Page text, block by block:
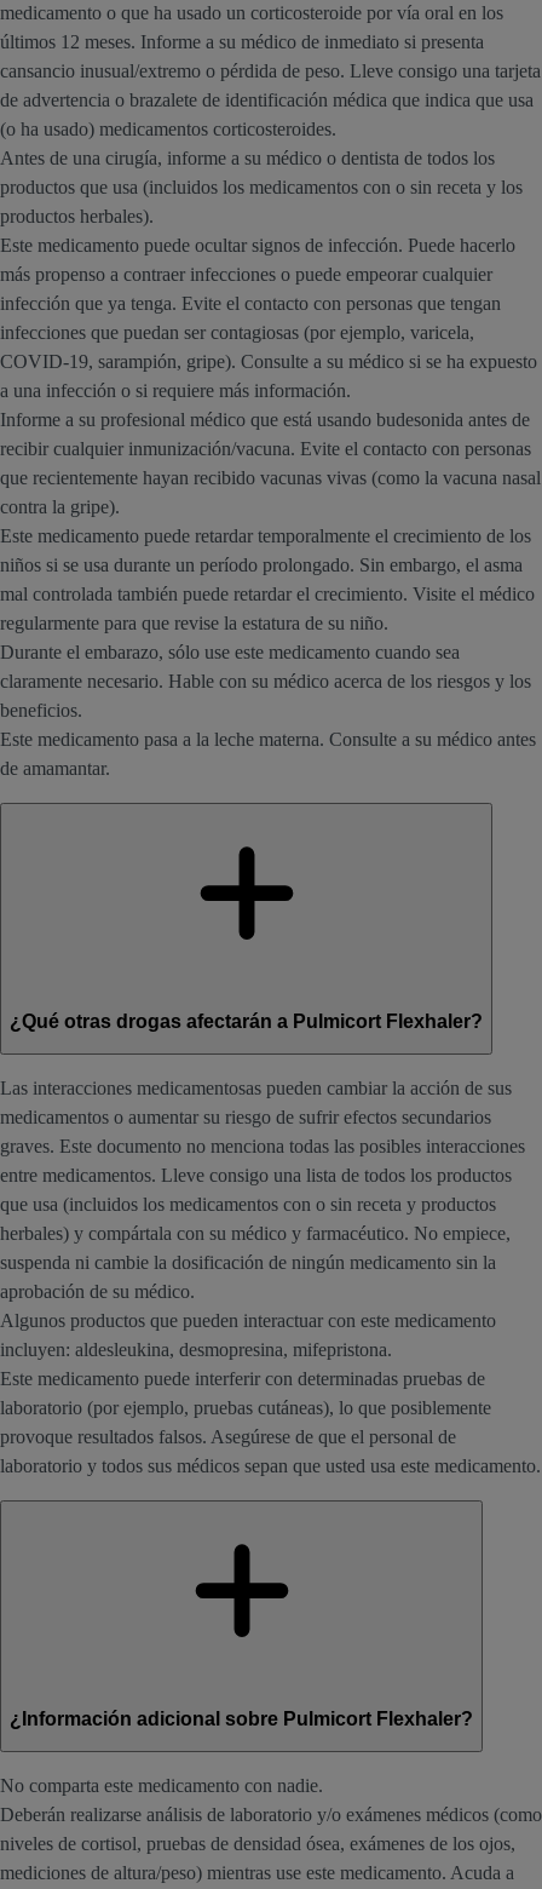
medicamento o que ha usado un corticosteroide por vía oral en los
últimos 12 meses. Informe a su médico de inmediato si presenta
cansancio inusual/extremo o pérdida de peso. Lleve consigo una tarjeta
de advertencia o brazalete de identificación médica que indica que usa
(o ha usado) medicamentos corticosteroides.
Antes de una cirugía, informe a su médico o dentista de todos los
productos que usa (incluidos los medicamentos con o sin receta y los
productos herbales).
Este medicamento puede ocultar signos de infección. Puede hacerlo
más propenso a contraer infecciones o puede empeorar cualquier
infección que ya tenga. Evite el contacto con personas que tengan
infecciones que puedan ser contagiosas (por ejemplo, varicela,
COVID-19, sarampión, gripe). Consulte a su médico si se ha expuesto
a una infección o si requiere más información.
Informe a su profesional médico que está usando budesonida antes de
recibir cualquier inmunización/vacuna. Evite el contacto con personas
que recientemente hayan recibido vacunas vivas (como la vacuna nasal
contra la gripe).
Este medicamento puede retardar temporalmente el crecimiento de los
niños si se usa durante un período prolongado. Sin embargo, el asma
mal controlada también puede retardar el crecimiento. Visite el médico
regularmente para que revise la estatura de su niño.
Durante el embarazo, sólo use este medicamento cuando sea
claramente necesario. Hable con su médico acerca de los riesgos y los
beneficios.
Este medicamento pasa a la leche materna. Consulte a su médico antes
de amamantar.
¿Qué otras drogas afectarán a Pulmicort Flexhaler?
Las interacciones medicamentosas pueden cambiar la acción de sus
medicamentos o aumentar su riesgo de sufrir efectos secundarios
graves. Este documento no menciona todas las posibles interacciones
entre medicamentos. Lleve consigo una lista de todos los productos
que usa (incluidos los medicamentos con o sin receta y productos
herbales) y compártala con su médico y farmacéutico. No empiece,
suspenda ni cambie la dosificación de ningún medicamento sin la
aprobación de su médico.
Algunos productos que pueden interactuar con este medicamento
incluyen: aldesleukina, desmopresina, mifepristona.
Este medicamento puede interferir con determinadas pruebas de
laboratorio (por ejemplo, pruebas cutáneas), lo que posiblemente
provoque resultados falsos. Asegúrese de que el personal de
laboratorio y todos sus médicos sepan que usted usa este medicamento.
¿Información adicional sobre Pulmicort Flexhaler?
No comparta este medicamento con nadie.
Deberán realizarse análisis de laboratorio y/o exámenes médicos (como
niveles de cortisol, pruebas de densidad ósea, exámenes de los ojos,
mediciones de altura/peso) mientras use este medicamento. Acuda a